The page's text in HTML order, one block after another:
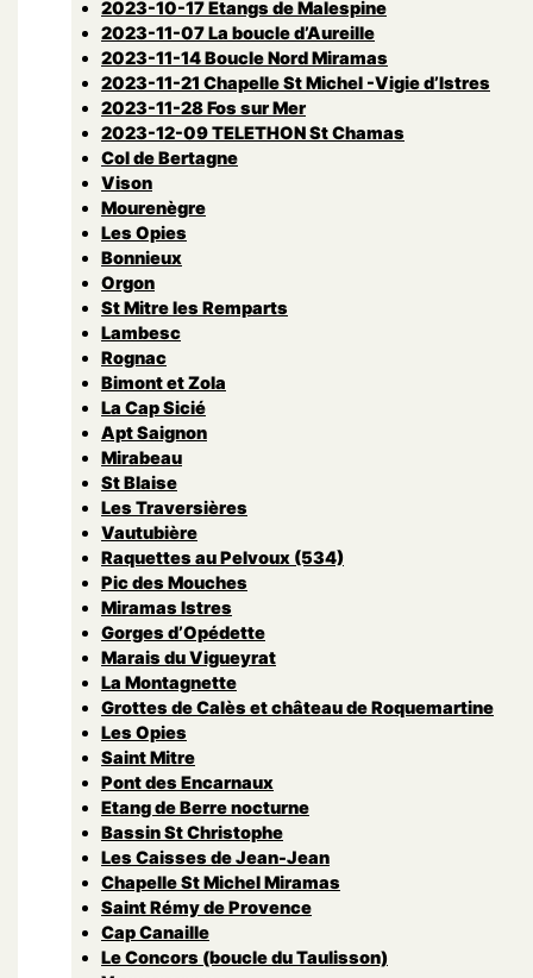
2023-10-17 Etangs de Malespine
2023-11-07 La boucle d’Aureille
2023-11-14 Boucle Nord Miramas
2023-11-21 Chapelle St Michel -Vigie d’Istres
2023-11-28 Fos sur Mer
2023-12-09 TELETHON St Chamas
Col de Bertagne
Vison
Mourenègre
Les Opies
Bonnieux
Orgon
St Mitre les Remparts
Lambesc
Rognac
Bimont et Zola
La Cap Sicié
Apt Saignon
Mirabeau
St Blaise
Les Traversières
Vautubière
Raquettes au Pelvoux (534)
Pic des Mouches
Miramas Istres
Gorges d’Opédette
Marais du Vigueyrat
La Montagnette
Grottes de Calès et château de Roquemartine
Les Opies
Saint Mitre
Pont des Encarnaux
Etang de Berre nocturne
Bassin St Christophe
Les Caisses de Jean-Jean
Chapelle St Michel Miramas
Saint Rémy de Provence
Cap Canaille
Le Concors (boucle du Taulisson)